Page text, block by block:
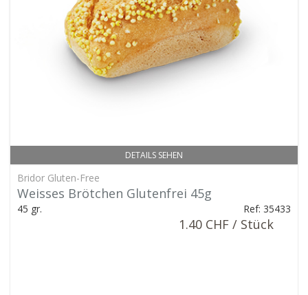
DETAILS SEHEN
Bridor Gluten-Free
Weisses Brötchen Glutenfrei 45g
45 gr. Ref: 35433
1.40 CHF / Stück